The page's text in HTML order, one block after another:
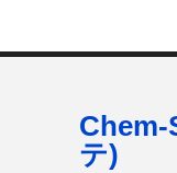
Chem-
テ)